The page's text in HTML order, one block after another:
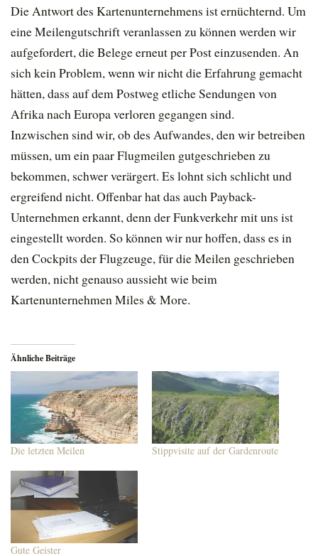
Die Antwort des Kartenunternehmens ist ernüchternd. Um
eine Meilengutschrift veranlassen zu können werden wir
aufgefordert, die Belege erneut per Post einzusenden. An
sich kein Problem, wenn wir nicht die Erfahrung gemacht
hätten, dass auf dem Postweg etliche Sendungen von
Afrika nach Europa verloren gegangen sind.
Inzwischen sind wir, ob des Aufwandes, den wir betreiben
müssen, um ein paar Flugmeilen gutgeschrieben zu
bekommen, schwer verärgert. Es lohnt sich schlicht und
ergreifend nicht. Offenbar hat das auch Payback-
Unternehmen erkannt, denn der Funkverkehr mit uns ist
eingestellt worden. So können wir nur hoffen, dass es in
den Cockpits der Flugzeuge, für die Meilen geschrieben
werden, nicht genauso aussieht wie beim
Kartenunternehmen Miles & More.
Ähnliche Beiträge
Die letzten Meilen Stippvisite auf der Gardenroute
Gute Geister